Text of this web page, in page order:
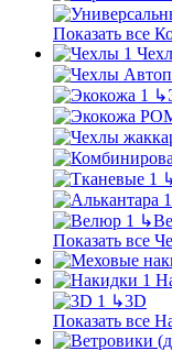
Показать все
↳
↳
Показать все
↳3D
Показать все